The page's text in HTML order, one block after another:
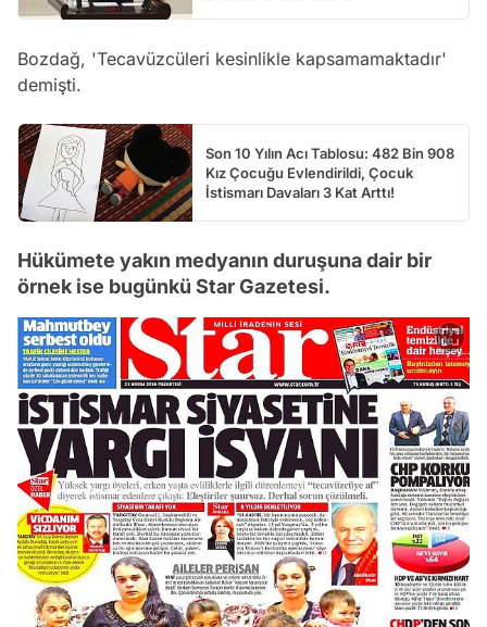
Bozdağ, 'Tecavüzcüleri kesinlikle kapsamamaktadır'
demişti.
Son 10 Yılın Acı Tablosu: 482 Bin 908
Kız Çocuğu Evlendirildi, Çocuk
İstismarı Davaları 3 Kat Arttı!
Hükümete yakın medyanın duruşuna dair bir
örnek ise bugünkü Star Gazetesi.